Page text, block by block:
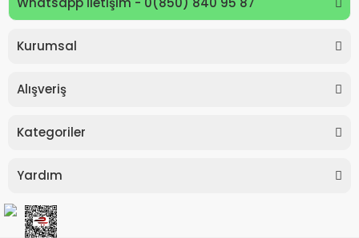
Kurumsal
Alışveriş
Kategoriler
Yardım